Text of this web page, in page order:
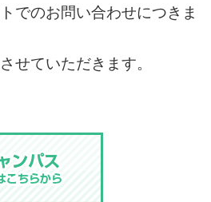
でのお問い合わせにつきま
せていただきます。